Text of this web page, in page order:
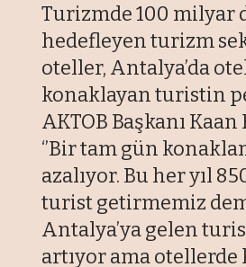
Turizmde 100 milyar
hedefleyen turizm
oteller, Antalya’da
konaklayan turistin
AKTOB Başkanı
‘’Bir tam gün
azalıyor. Bu her yıl
turist getirmemiz
Antalya’ya gelen turist
artıyor ama